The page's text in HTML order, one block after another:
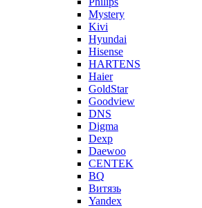
Mystery
Kivi
Hyundai
Hisense
HARTENS
Haier
GoldStar
Goodview
DNS
Digma
Dexp
Daewoo
CENTEK
BQ
Витязь
Yandex